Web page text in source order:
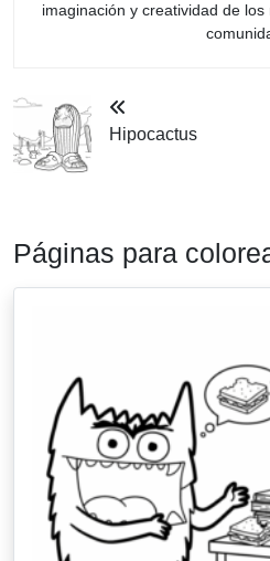
imaginación y creatividad de
Hipocactus
Páginas para